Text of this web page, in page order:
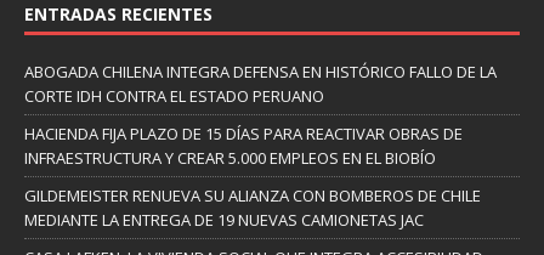
ENTRADAS RECIENTES
ABOGADA CHILENA INTEGRA DEFENSA EN HISTÓRICO FALLO DE LA
CORTE IDH CONTRA EL ESTADO PERUANO
HACIENDA FIJA PLAZO DE 15 DÍAS PARA REACTIVAR OBRAS DE
INFRAESTRUCTURA Y CREAR 5.000 EMPLEOS EN EL BIOBÍO
GILDEMEISTER RENUEVA SU ALIANZA CON BOMBEROS DE CHILE
MEDIANTE LA ENTREGA DE 19 NUEVAS CAMIONETAS JAC